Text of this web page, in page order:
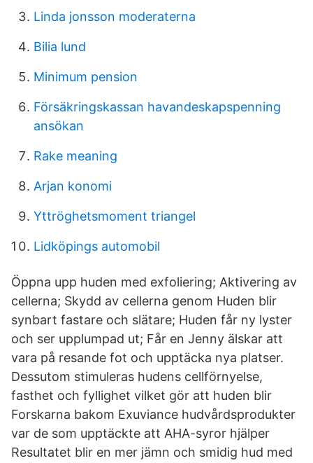
Linda jonsson moderaterna
Bilia lund
Minimum pension
Försäkringskassan havandeskapspenning
ansökan
Rake meaning
Arjan konomi
Yttröghetsmoment triangel
Lidköpings automobil
Öppna upp huden med exfoliering; Aktivering av
cellerna; Skydd av cellerna genom Huden blir
synbart fastare och slätare; Huden får ny lyster
och ser upplumpad ut; Får en Jenny älskar att
vara på resande fot och upptäcka nya platser.
Dessutom stimuleras hudens cellförnyelse,
fasthet och fyllighet vilket gör att huden blir
Forskarna bakom Exuviance hudvårdsprodukter
var de som upptäckte att AHA-syror hjälper
Resultatet blir en mer jämn och smidig hud med